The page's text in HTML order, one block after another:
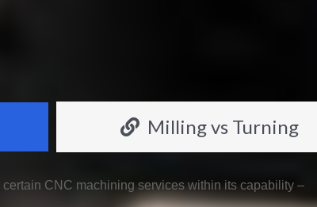
Milling vs Turning
CNC machining services within its capability –